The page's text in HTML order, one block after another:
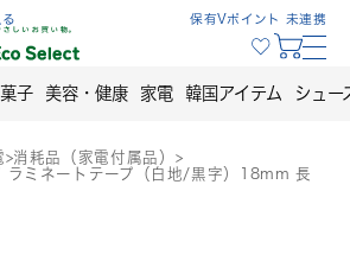
保有Vポイント 未連携
子 美容・健康 家電 韓国アイテム シュー
>消耗品（家電付属品） >
ラミネートテープ（白地/黒字）18mm 長